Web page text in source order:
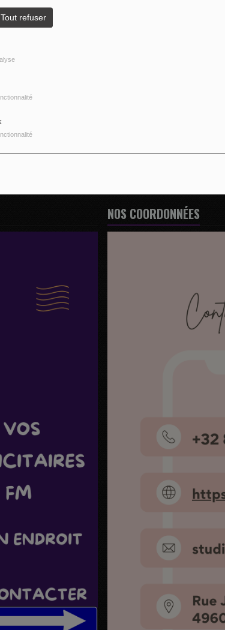
Tout refuser
NOS COORDONNÉES